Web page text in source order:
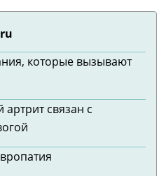
которые вызывают
связан с